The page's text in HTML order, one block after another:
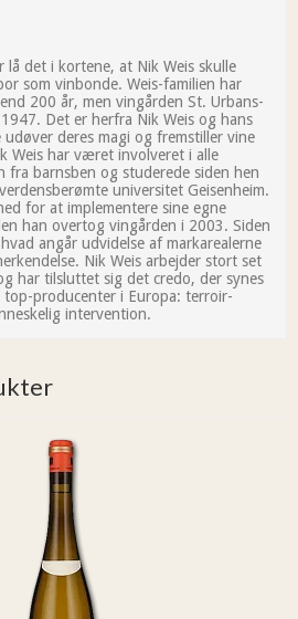
lå det i kortene, at Nik Weis skulle
som vinbonde. Weis-familien har
200 år, men vingården St. Urbans-
Det er herfra Nik Weis og hans
udøver deres magi og fremstiller vine
Weis har været involveret i alle
fra barnsben og studerede siden hen
universitet Geisenheim.
for at implementere sine egne
han overtog vingården i 2003. Siden
angår udvidelse af markarealerne
Nik Weis arbejder stort set
har tilsluttet sig det credo, der synes
producenter i Europa: terroir-
intervention.